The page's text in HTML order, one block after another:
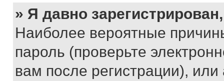
» Я давно
Наиболее вероятные
пароль (проверьте
вам после регистрации),